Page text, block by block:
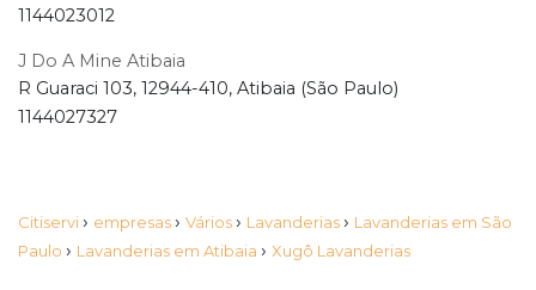
1144023012
J Do A Mine Atibaia
R Guaraci 103, 12944-410, Atibaia (São Paulo)
1144027327
Citiservi › empresas › Vários › Lavanderias › Lavanderias em São
Paulo › Lavanderias em Atibaia › Xugô Lavanderias